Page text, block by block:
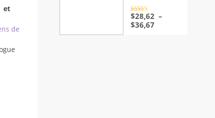
et
de
Note4.5
sur 5
$28,62 –
$36,67Plage